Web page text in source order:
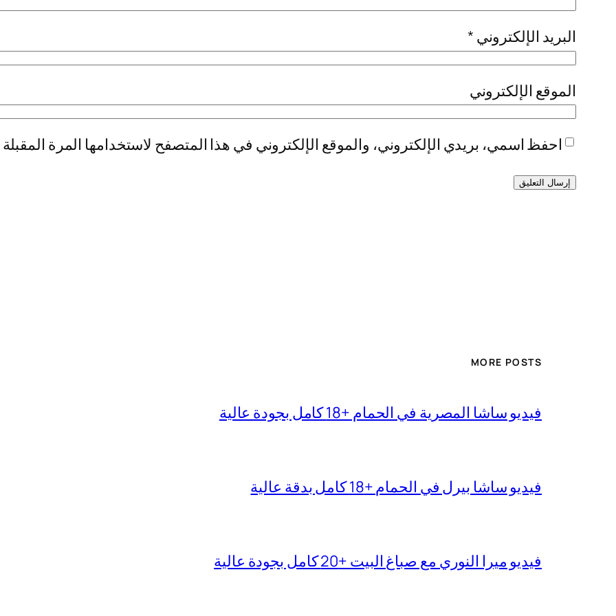
البريد الإلكتروني *
الموقع الإلكتروني
احفظ اسمي، بريدي الإلكتروني، والموقع الإلكتروني في هذا المتصفح لاستخدامها المرة
MORE POSTS
فيديو ساشا المصرية في الحمام +18 كامل بجودة عالية
فيديو ساشا بيرل في الحمام +18 كامل بدقة عالية
فيديو ميرا النوري مع صباغ البيت +20 كامل بجودة عالية